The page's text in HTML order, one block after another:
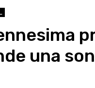
una